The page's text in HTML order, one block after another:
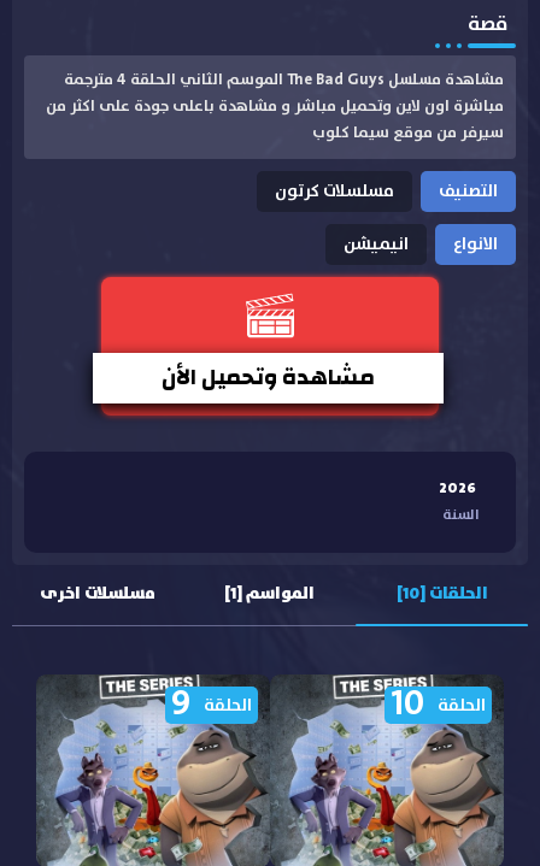
قصة
مشاهدة مسلسل The Bad Guys الموسم الثاني الحلقة 4 مترجمة
مباشرة اون لاين وتحميل مباشر و مشاهدة باعلى جودة على اكثر من
سيرفر من موقع سيما كلوب
التصنيف
مسلسلات كرتون
الانواع
انيميشن
مشاهدة وتحميل الأن
2026
السنة
الحلقات [10] المواسم [1] مسلسلات اخرى
الحلقة 10 الحلقة 9